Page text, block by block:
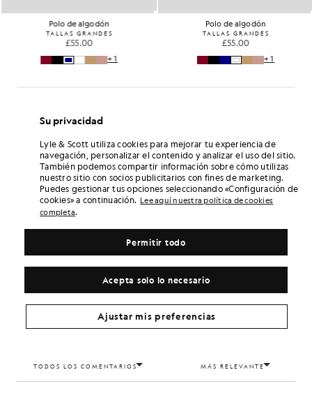
Polo de algodón
TALLAS GRANDES
£55.00
+1
Polo de algodón
TALLAS GRANDES
£55.00
+1
Su privacidad
Lyle & Scott utiliza cookies para mejorar tu experiencia de
navegación, personalizar el contenido y analizar el uso del sitio.
También podemos compartir información sobre cómo utilizas
nuestro sitio con socios publicitarios con fines de marketing.
Puedes gestionar tus opciones seleccionando «Configuración de
cookies» a continuación. Lee aquí nuestra política de cookies
completa.
Acepta solo lo necesario
Permitir todo
Ajustar mis preferencias